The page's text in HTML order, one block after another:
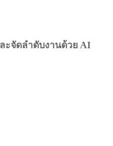
ะจัดลำดับงานด้วย AI